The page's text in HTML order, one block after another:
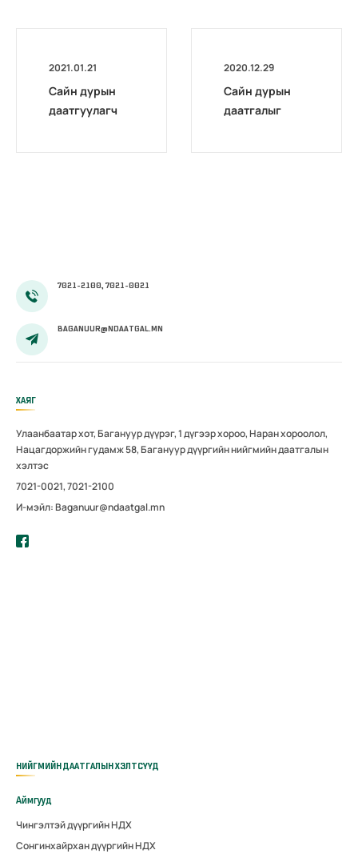
2021.01.21
Сайн дурын
даатгуулагч
2020.12.29
Сайн дурын
даатгалыг
7021-2100, 7021-0021
BAGANUUR@NDAATGAL.MN
ХАЯГ
Улаанбаатар хот, Багануур дүүрэг, 1 дүгээр хороо, Наран хороолол,
Нацагдоржийн гудамж 58, Багануур дүүргийн нийгмийн даатгалын
хэлтэс
7021-0021, 7021-2100
И-мэйл: Baganuur@ndaatgal.mn
НИЙГМИЙН ДААТГАЛЫН ХЭЛТСҮҮД
Аймгууд
Чингэлтэй дүүргийн НДХ
Сонгинхайрхан дүүргийн НДХ